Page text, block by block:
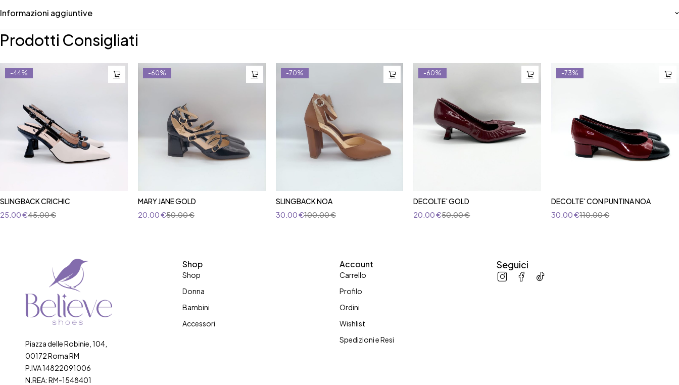
Informazioni aggiuntive
Prodotti Consigliati
-44%
SLINGBACK CRICHIC
45,00€
25,00€
-60%
MARY JANE GOLD
50,00€
20,00€
-70%
SLINGBACK NOA
100,00€
30,00€
-60%
DECOLTE' GOLD
50,00€
20,00€
-73%
DECOLTE' CON PUNTINA NOA
110,00€
30,00€
Piazza delle Robinie, 104,
00172 Roma RM
P.IVA 14822091006
N.REA: RM-1548401
Shop
Shop
Donna
Bambini
Accessori
Account
Carrello
Profilo
Ordini
Wishlist
Spedizioni e Resi
Seguici